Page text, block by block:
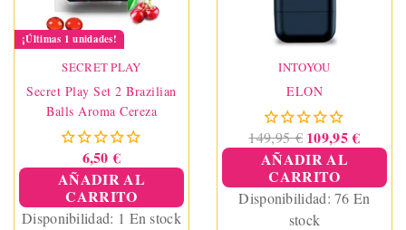
¡Últimas 1 unidades!
SECRET PLAY
Secret Play Set 2 Brazilian
Balls Aroma Cereza
6,50 €
AÑADIR AL
CARRITO
Disponibilidad: 1 En stock
INTOYOU
ELON
149,95 € 109,95 €
AÑADIR AL
CARRITO
Disponibilidad:76 En
stock